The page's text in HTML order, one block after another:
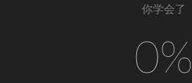
你学会了
0%